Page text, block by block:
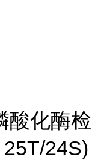
酸化酶检
24S)